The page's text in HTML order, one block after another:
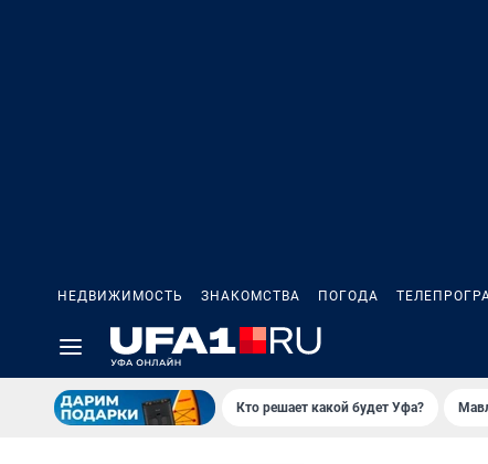
НЕДВИЖИМОСТЬ ЗНАКОМСТВА ПОГОДА
Кто решает какой будет Уфа?